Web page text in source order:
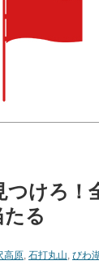
つけろ！
る
高原, 石打丸山, びわ